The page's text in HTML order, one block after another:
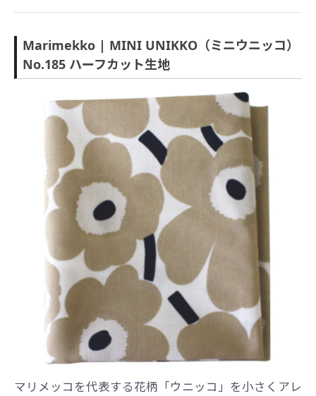
Marimekko | MINI UNIKKO（ミニウニッコ）
No.185 ハーフカット生地
マリメッコを代表する花柄「ウニッコ」を小さくアレ